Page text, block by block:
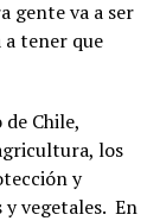
gente va a ser
tener que
Chile,
los
y
vegetales. En